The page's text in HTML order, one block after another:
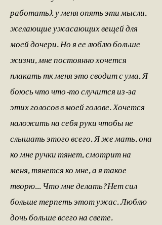
работать), у меня опять эти мысли,
желающие ужасающих вещей для
моей дочери. Но я ее люблю больше
жизни, мне постоянно хочется
плакать тк меня это сводит с ума. Я
боюсь что что-то случится из-за
этих голосов в моей голове. Хочется
наложить на себя руки чтобы не
слышать этого всего. Я же мать, она
ко мне ручки тянет, смотрит на
меня, тянется ко мне, а я такое
творю... Что мне делать? Нет сил
больше терпеть этот ужас. Люблю
дочь больше всего на свете.